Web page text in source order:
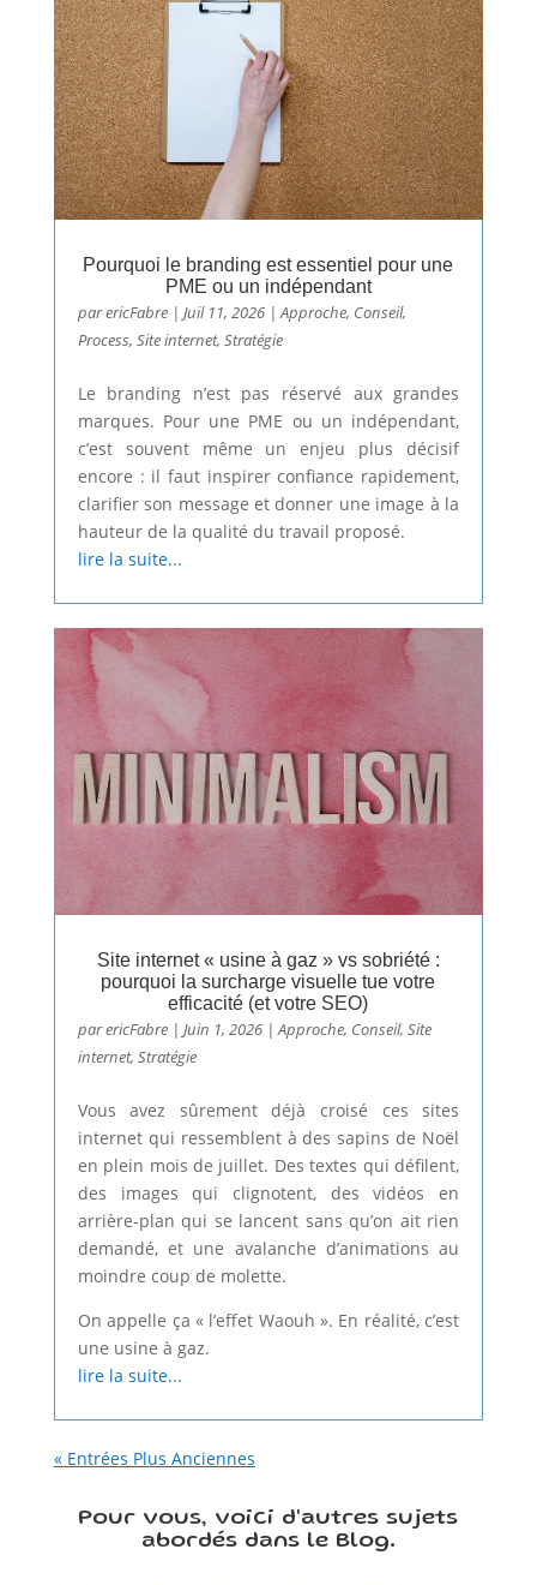
Pourquoi le branding est essentiel pour une
PME ou un indépendant
parericFabre| Juil 11, 2026|Approche, Conseil,
Process, Site internet, Stratégie
Le branding n’est pas réservé aux grandes
marques. Pour une PME ou un indépendant,
c’est souvent même un enjeu plus décisif
encore : il faut inspirer confiance rapidement,
clarifier son message et donner une image à la
hauteur de la qualité du travail proposé.
lire la suite...
Site internet « usine à gaz » vs sobriété :
pourquoi la surcharge visuelle tue votre
efficacité (et votre SEO)
parericFabre| Juin 1, 2026|Approche, Conseil, Site
internet, Stratégie
Vous avez sûrement déjà croisé ces sites
internet qui ressemblent à des sapins de Noël
en plein mois de juillet. Des textes qui défilent,
des images qui clignotent, des vidéos en
arrière-plan qui se lancent sans qu’on ait rien
demandé, et une avalanche d’animations au
moindre coup de molette.
On appelle ça « l’effet Waouh ». En réalité, c’est
une usine à gaz.
lire la suite...
« Entrées Plus Anciennes
Pour vous, voici d'autres sujets
abordés dans le Blog.